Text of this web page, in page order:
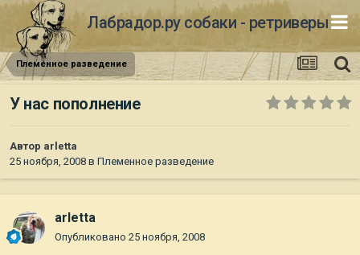
Лабрадор.ру собаки - ретриверы
Племенное разведение
У нас пополнение
Автор arletta
25 ноября, 2008 в Племенное разведение
arletta
Опубликовано 25 ноября, 2008